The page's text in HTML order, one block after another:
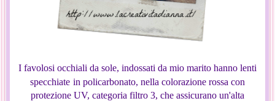
I favolosi occhiali da sole, indossati da mio marito hanno lenti
specchiate in policarbonato, nella colorazione rossa con
protezione UV, categoria filtro 3, che assicurano un'alta